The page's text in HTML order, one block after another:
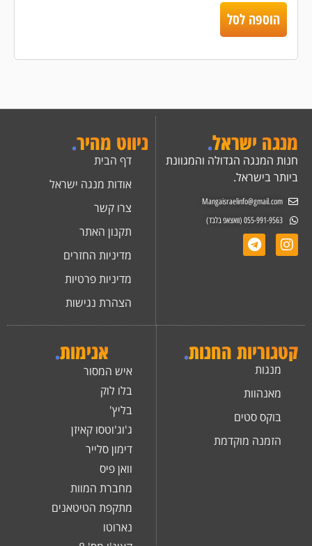
הוספה לסל
מנגה ישראל.
חנות המנגה הגדולה והמגוונת
ביותר בישראל.
Mangaisraelinfo@gmail.com
055-991-9563 (וואצאפ בלבד)
ניווט מהיר.
דף הבית
אודות מנגה ישראל
צרו קשר
תקנון האתר
מדיניות החזרים
מדיניות פרטיות
הצהרת נגישות
קטגוריות החנות.
מנגות
מאנהוות
בוקס סטים
הזמנה מוקדמת
אנימות.
איש המסור
בלו לוק
בליץ'
ג'וג'וטסו קאיזן
דימון סלייר
וואן פיס
מחברת המוות
מתקפת הטיטאנים
נארוטו